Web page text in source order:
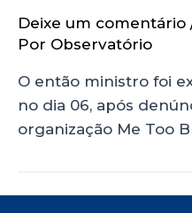
Deixe um comentário
Por Observatório
O então ministro foi
no dia 06, após
organização Me Too